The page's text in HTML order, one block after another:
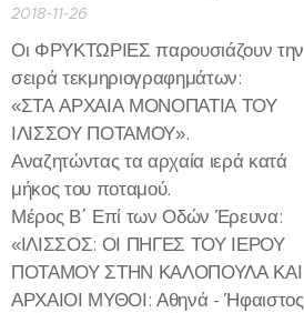
2018-11-26
Οι ΦΡΥΚΤΩΡΙΕΣ παρουσιάζουν την
σειρά τεκμηριογραφημάτων:
«ΣΤΑ ΑΡΧΑΙΑ ΜΟΝΟΠΑΤΙΑ ΤΟΥ
ΙΛΙΣΣΟΥ ΠΟΤΑΜΟΥ».
Αναζητώντας τα αρχαία ιερά κατά
μήκος του ποταμού.
Μέρος Β΄ Επί των Οδών Έρευνα:
«ΙΛΙΣΣΟΣ: ΟΙ ΠΗΓΕΣ ΤΟΥ ΙΕΡΟΥ
ΠΟΤΑΜΟΥ ΣΤΗΝ ΚΑΛΟΠΟΥΛΑ ΚΑΙ
ΑΡΧΑΙΟΙ ΜΥΘΟΙ: Αθηνά - Ήφαιστος